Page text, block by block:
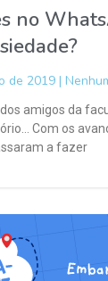
no
de 2019
amigos da
Com os
a fazer